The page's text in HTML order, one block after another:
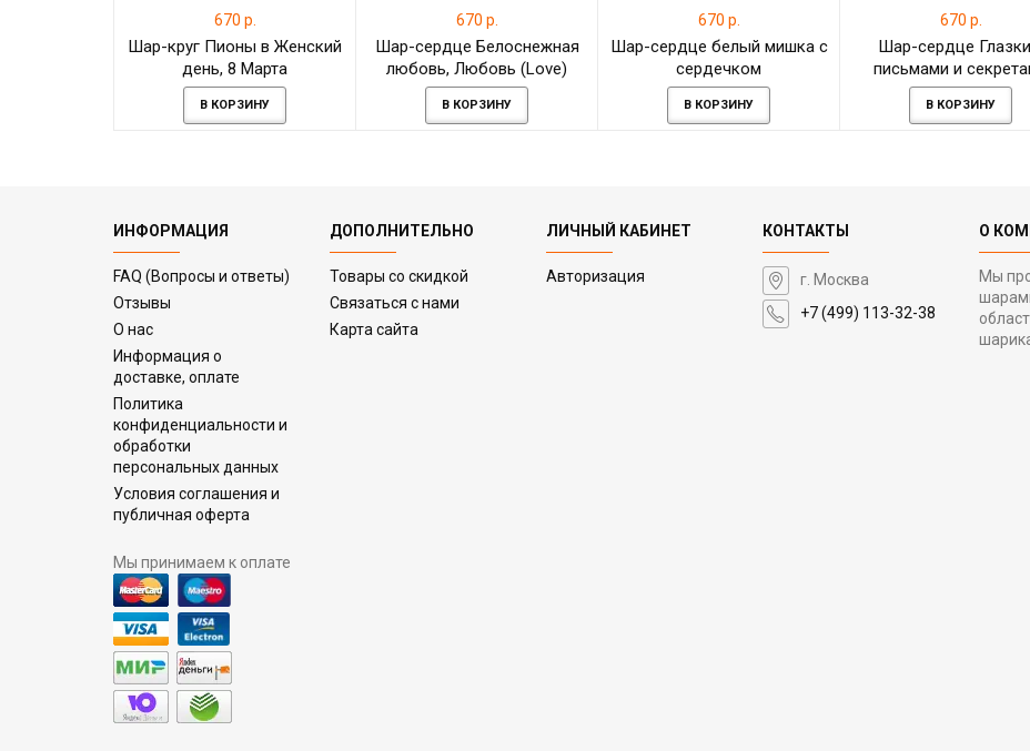
670 р.
Шар-круг Пионы в Женский
день, 8 Марта
В КОРЗИНУ
670 р.
Шар-сердце Белоснежная
любовь, Любовь (Love)
В КОРЗИНУ
670 р.
Шар-сердце белый мишка с
сердечком
В КОРЗИНУ
670 р.
Шар-сердце
письмами и
В КОРЗИНУ
ИНФОРМАЦИЯ
FAQ (Вопросы и ответы)
Отзывы
О нас
Информация о
доставке, оплате
Политика
конфиденциальности и
обработки
персональных данных
Условия соглашения и
публичная оферта
Мы принимаем к оплате
ДОПОЛНИТЕЛЬНО
Товары со скидкой
Связаться с нами
Карта сайта
ЛИЧНЫЙ КАБИНЕТ
Авторизация
КОНТАКТЫ
г. Москва
+7 (499) 113-32-38
О
Мы